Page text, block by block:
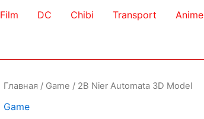
Film DC Chibi Transport Anime
Главная / Game / 2B Nier Automata 3D Model
Game